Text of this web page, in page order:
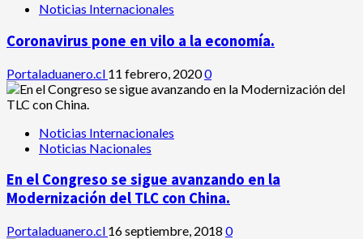
Noticias Internacionales
Coronavirus pone en vilo a la economía.
Portaladuanero.cl 11 febrero, 20200
Noticias Internacionales
Noticias Nacionales
En el Congreso se sigue avanzando en la
Modernización del TLC con China.
Portaladuanero.cl 16 septiembre, 2018 0